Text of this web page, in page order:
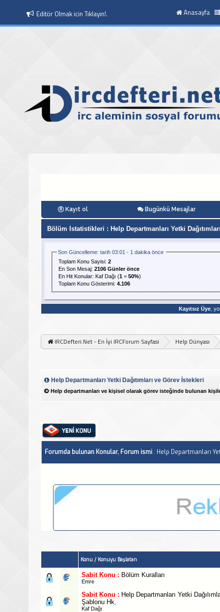
Editör Olmak icin Tıklayın!. Anasayfa
Kayıt ol Bugünkü Mesajlar
Bölüm Istatistikleri : Help Departmanları Yetki
Son Güncelleme: tarih 03:01 - 1 dakika önce
Toplam Konu Sayisi: 2
En Son Mesaj: 2106 Günler önce
En Hit Konular: Kaf Dağı (1 = 50%)
Toplam Konu Gösterimi: 4.106
Kayıtsız Üye,
IRCDefteri.Net - En İyi IRCForum Sayfasi Help Dünyası
Help Departmanları Yetki Dağıtımları ve Görev İstekleri
Help departmanları ve kişisel olarak görev isteğinde bulunan
Forumda bulunan Konular, Forum ismi : Help Departmanları
Konu / Konuyu Başlatan
Sabit Konu : Bölüm Kuralları
Emre
Sabit Konu : Help Departmanları Yetki
Şablonu Hk.
Kaf Dağı